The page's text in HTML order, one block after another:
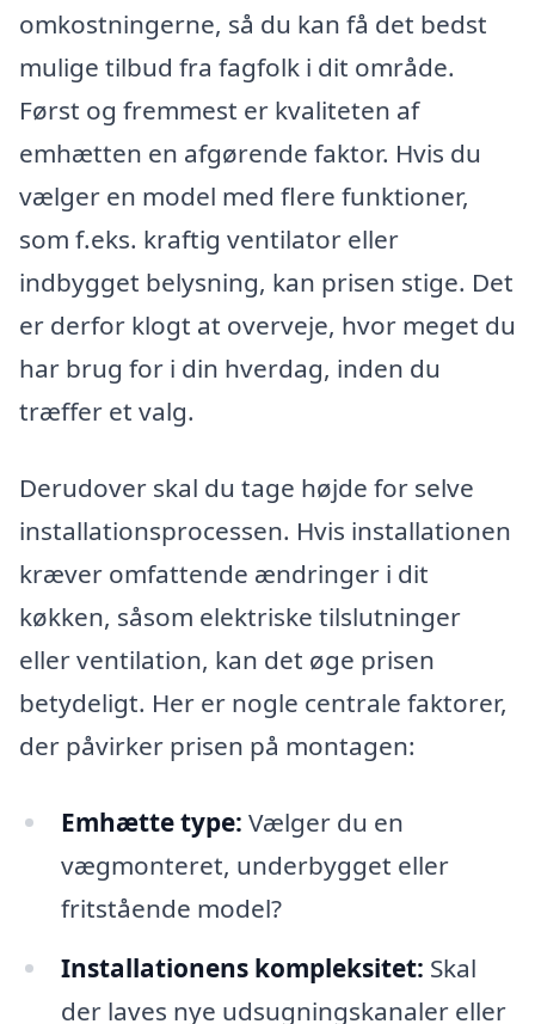
omkostningerne, så du kan få det bedst
mulige tilbud fra fagfolk i dit område.
Først og fremmest er kvaliteten af
emhætten en afgørende faktor. Hvis du
vælger en model med flere funktioner,
som f.eks. kraftig ventilator eller
indbygget belysning, kan prisen stige. Det
er derfor klogt at overveje, hvor meget du
har brug for i din hverdag, inden du
træffer et valg.
Derudover skal du tage højde for selve
installationsprocessen. Hvis installationen
kræver omfattende ændringer i dit
køkken, såsom elektriske tilslutninger
eller ventilation, kan det øge prisen
betydeligt. Her er nogle centrale faktorer,
der påvirker prisen på montagen:
Emhætte type: Vælger du en
vægmonteret, underbygget eller
fritstående model?
Installationens kompleksitet: Skal
der laves nye udsugningskanaler eller